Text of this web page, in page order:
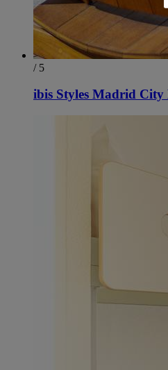
/ 5
ibis Styles Madrid City